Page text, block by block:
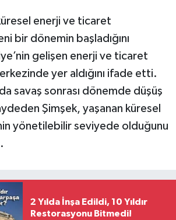
enerji ve ticaret
bir dönemin başladığını
gelişen enerji ve ticaret
yer aldığını ifade etti.
savaş sonrası dönemde düşüş
Şimşek, yaşanan küresel
yönetilebilir seviyede olduğunu
2 Yılda İnşa Edildi, 10 Yıldır
Restorasyonu Bitmedi!